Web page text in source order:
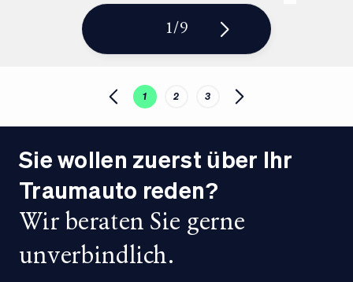
1/9
1 2 3
Sie wollen zuerst über Ihr
Traumauto reden?
Wir beraten Sie gerne
unverbindlich.